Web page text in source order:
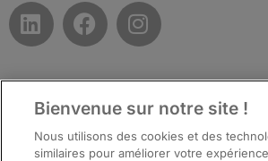
Bienvenue sur notre site !
Nous utilisons des cookies et des
similaires pour améliorer votre